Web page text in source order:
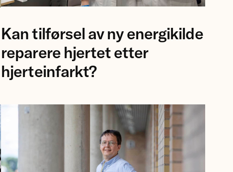
Åsa
Birgisdottir
og
forsker
Calvoli,
Universitetet
Tromsø.
Kan tilførsel av ny energikilde
reparere hjertet etter
hjerteinfarkt?